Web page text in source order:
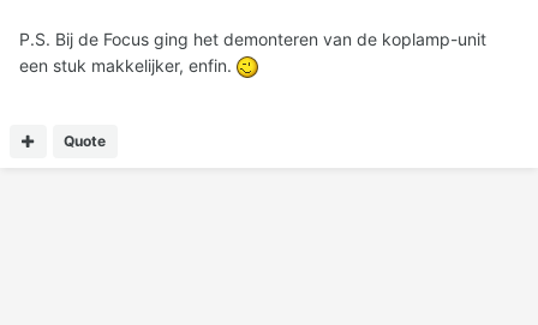
P.S. Bij de Focus ging het demonteren van de koplamp-unit
een stuk makkelijker, enfin.
Quote